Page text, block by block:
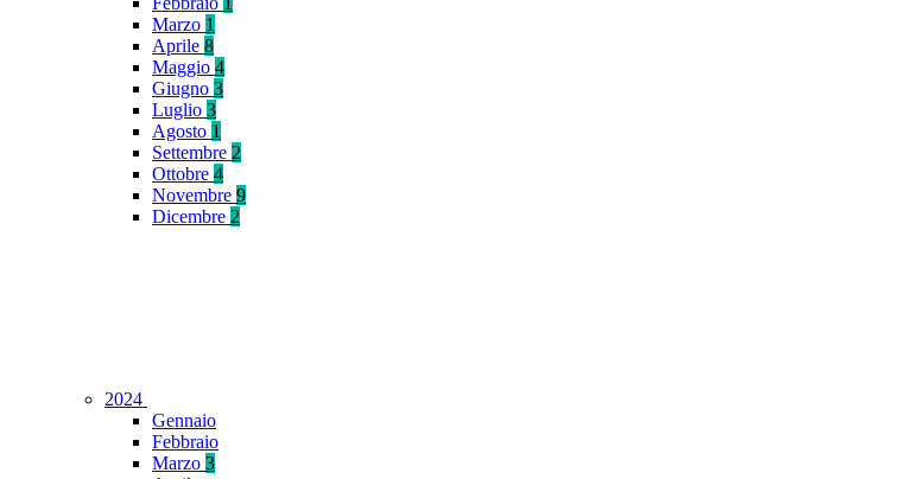
Marzo 1
Aprile 8
Maggio 4
Giugno 3
Luglio 3
Agosto 1
Settembre 2
Ottobre 4
Novembre 9
Dicembre 2
2024
Gennaio
Febbraio
Marzo 3